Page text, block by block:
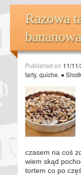
Razowa
bananowa
Published on 11/
tarty, quiche ●
czasem na coś
wiem skąd
tortem co po